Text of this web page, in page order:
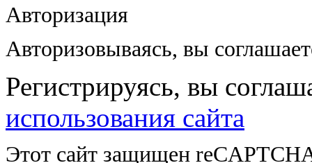
Авторизация
Авторизовываясь, вы
Регистрируясь, вы
использования сайта
Этот сайт защищен